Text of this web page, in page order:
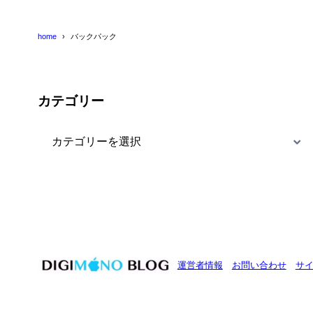
home バックパック
カテゴリー
運営者情報 お問い合わせ サ